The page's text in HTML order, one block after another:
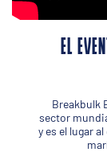
EL
Breakbulk
sector
y es el lugar